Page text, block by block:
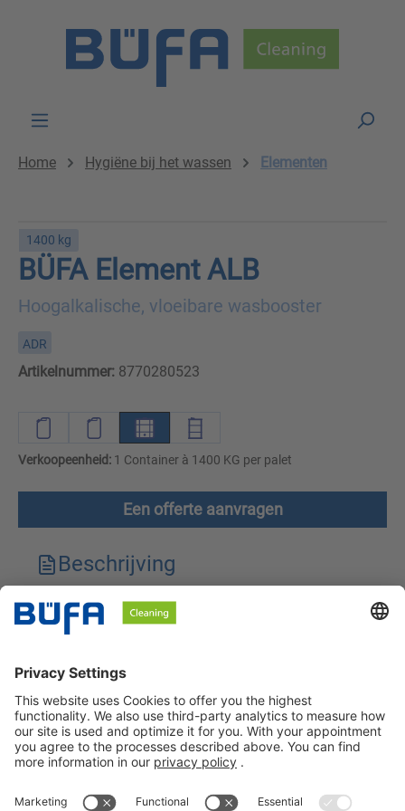
Home Hygiëne bij het wassen Elementen
1400 kg
BÜFA Element ALB
Hoogalkalische, vloeibare wasbooster
ADR
Artikelnummer: 8770280523
Verkoopeenheid: 1 Container à 1400 KG per palet
Een offerte aanvragen
Beschrijving
Technische kenmerken
Veiligheidsinstructies